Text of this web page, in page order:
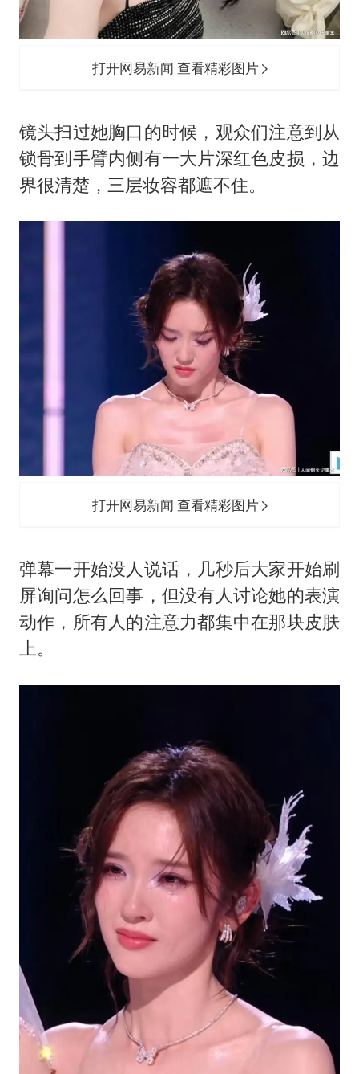
打开网易新闻 查看精彩图片
镜头扫过她胸口的时候，观众们注意到从
锁骨到手臂内侧有一大片深红色皮损，边
界很清楚，三层妆容都遮不住。
打开网易新闻 查看精彩图片
弹幕一开始没人说话，几秒后大家开始刷
屏询问怎么回事，但没有人讨论她的表演
动作，所有人的注意力都集中在那块皮肤
上。